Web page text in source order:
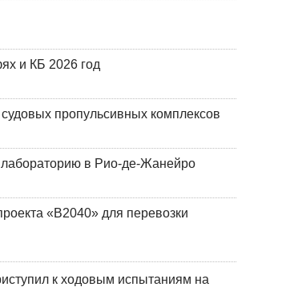
и КБ 2026 год
пропульсивных комплексов
лабораторию в Рио-де-Жанейро
«В2040» для перевозки
к ходовым испытаниям на